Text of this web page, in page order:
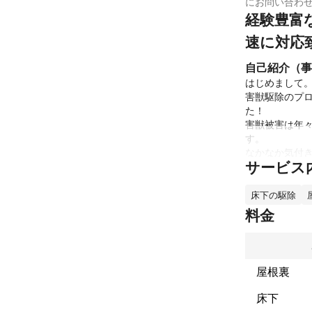
経験豊富
速に対応
自己紹介（
はじめまして
害獣駆除のプ
た！
害獣被害は年
す。
少しでも気に
これまでの
昨年は追い出
やはり捕獲が
ートカメラも
アピールポ
定など絶対の
サービス
床下の駆除
料金
屋根裏
床下